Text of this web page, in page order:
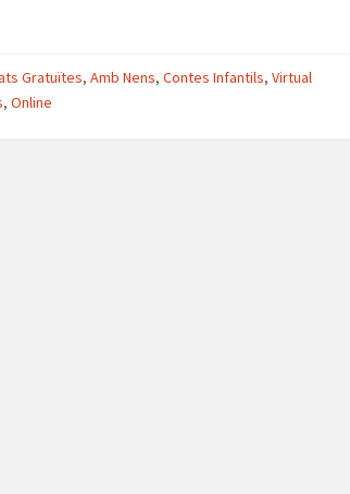
o
o
k
a
ky ea
e
m
l
Gratuïtes,Amb Nens,Contes Infantils,Virtual
,Online